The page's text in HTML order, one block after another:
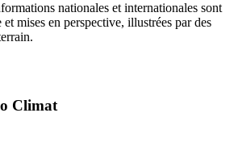
nationales et internationales sont
et mises en perspective, illustrées par des
Climat